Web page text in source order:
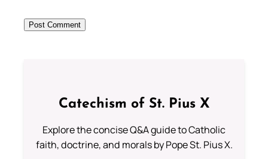
Catechism of St. Pius X
Explore the concise Q&A guide to Catholic
faith, doctrine, and morals by Pope St. Pius X.